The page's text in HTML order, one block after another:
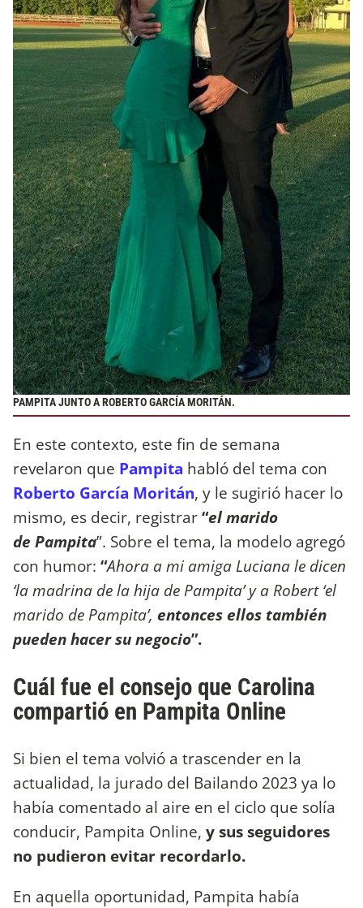
PAMPITA JUNTO A ROBERTO GARCÍA MORITÁN.
En este contexto, este fin de semana
revelaron que Pampita habló del tema con
Roberto García Moritán, y le sugirió hacer lo
mismo, es decir, registrar“el marido
de Pampita”. Sobre el tema, la modelo agregó
con humor: “Ahora a mi amiga Luciana le dicen
‘la madrina de la hija de Pampita’ y a Robert ‘el
marido de Pampita’, entonces ellos también
pueden hacer su negocio”.
Cuál fue el consejo que Carolina
compartió en Pampita Online
Si bien el tema volvió a trascender en la
actualidad, la jurado del Bailando 2023 ya lo
había comentado al aire en el ciclo que solía
conducir, Pampita Online, y sus seguidores
no pudieron evitar recordarlo.
En aquella oportunidad, Pampita había